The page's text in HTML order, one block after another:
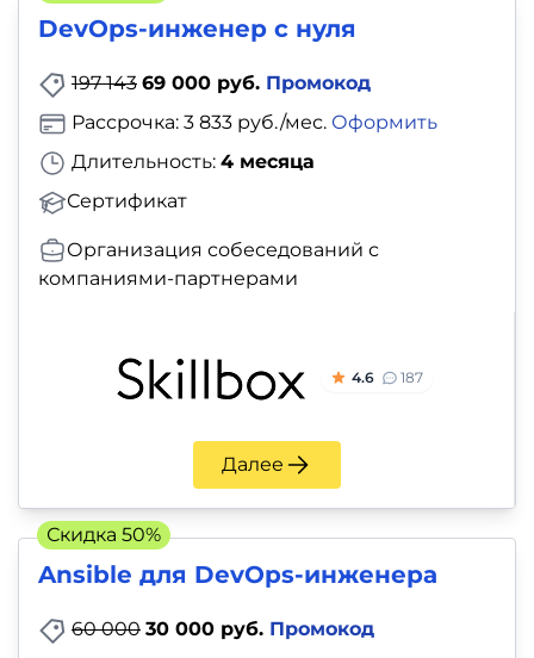
DevOps-инженер с нуля
197 143 69 000 руб. Промокод
Длительность: 4 месяца
Сертификат
Рассрочка: 3 833 руб./мес. Оформить
Организация собеседований с
компаниями-партнерами
4.6 187
Далее
Ansible для DevOps-инженера
60 000 30 000 руб. Промокод
Скидка 50%